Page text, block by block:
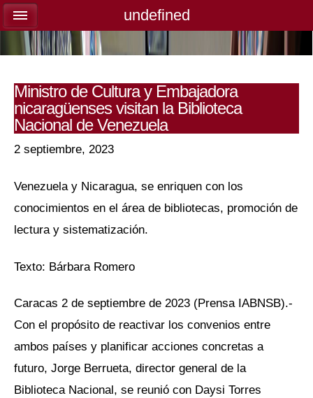
Ministro de Cultura y Embajadora
nicaragüenses visitan la Biblioteca
Nacional de Venezuela
2 septiembre, 2023
Venezuela y Nicaragua, se enriquen con los
conocimientos en el área de bibliotecas, promoción de
lectura y sistematización.
Texto: Bárbara Romero
Caracas 2 de septiembre de 2023 (Prensa IABNSB).-
Con el propósito de reactivar los convenios entre
ambos países y planificar acciones concretas a
futuro, Jorge Berrueta, director general de la
Biblioteca Nacional, se reunió con Daysi Torres
undefined
undefined